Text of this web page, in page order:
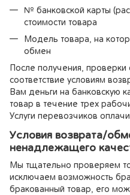
№ банковской карты
стоимости товара
Модель товара, на
обмен
После получения,
соответствие условиям
Вам деньги на банковскую
товар в течение трех
Услуги перевозчиков
Условия возврата/
ненадлежащего
Мы тщательно проверяем
исключаем возможность
бракованный товар, его